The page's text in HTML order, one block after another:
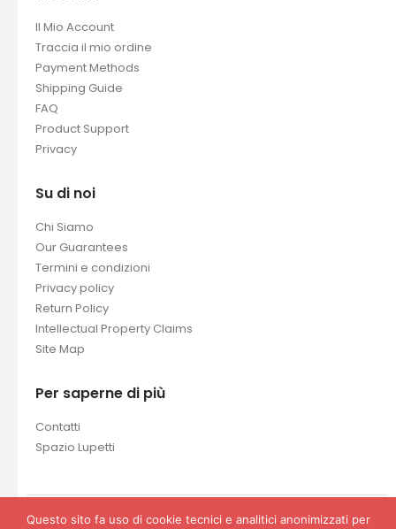
Il Mio Account
Traccia il mio ordine
Payment Methods
Shipping Guide
FAQ
Product Support
Privacy
Su di noi
Chi Siamo
Our Guarantees
Termini e condizioni
Privacy policy
Return Policy
Intellectual Property Claims
Site Map
Per saperne di più
Contatti
Spazio Lupetti
Questo sito fa uso di cookie tecnici e analitici anonimizzati per